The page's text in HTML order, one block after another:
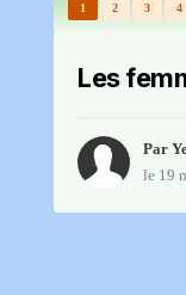
1 2 3 4
Les
Par
le 19